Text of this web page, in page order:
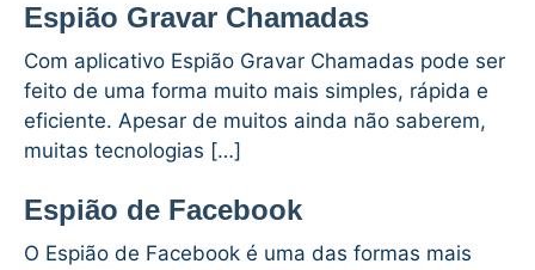
Espião Gravar Chamadas
Com aplicativo Espião Gravar Chamadas pode ser
feito de uma forma muito mais simples, rápida e
eficiente. Apesar de muitos ainda não saberem,
muitas tecnologias […]
Espião de Facebook
O Espião de Facebook é uma das formas mais